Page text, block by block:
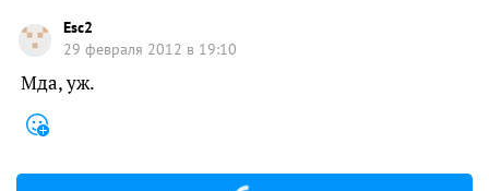
Esc2
29 февраля 2012 в 19:10
Мда, уж.